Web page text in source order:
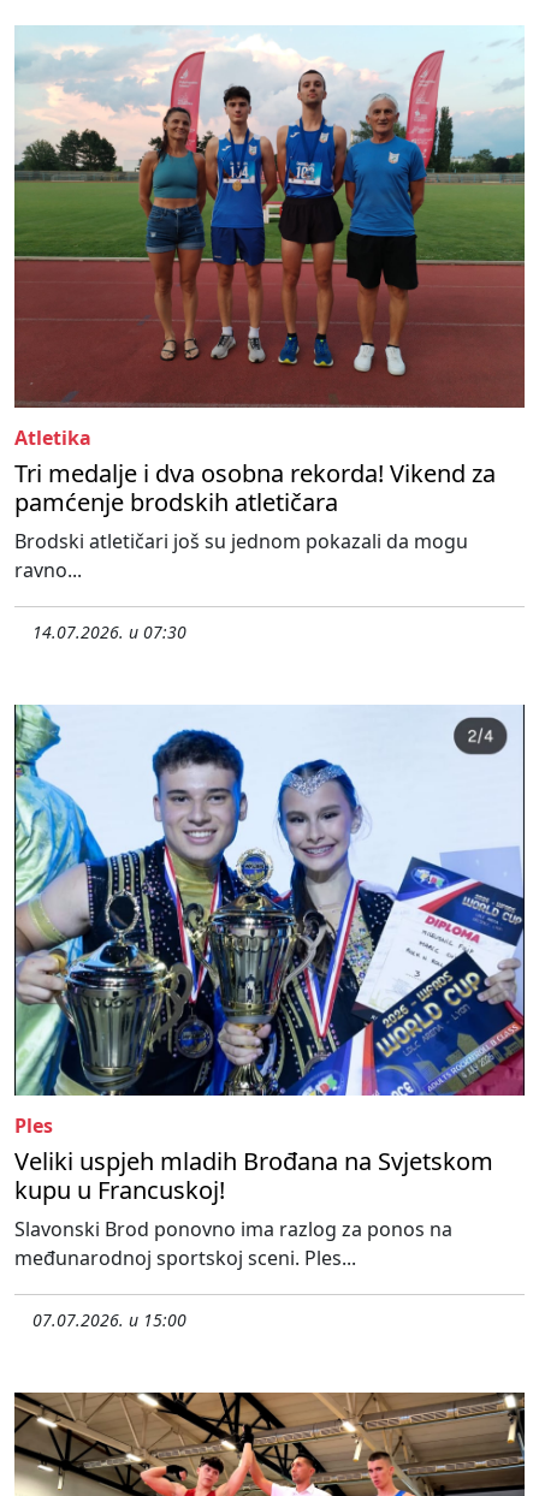
Atletika
Tri medalje i dva osobna rekorda! Vikend za
pamćenje brodskih atletičara
Brodski atletičari još su jednom pokazali da mogu
ravno...
14.07.2026. u 07:30
Ples
Veliki uspjeh mladih Brođana na Svjetskom
kupu u Francuskoj!
Slavonski Brod ponovno ima razlog za ponos na
međunarodnoj sportskoj sceni. Ples...
07.07.2026. u 15:00